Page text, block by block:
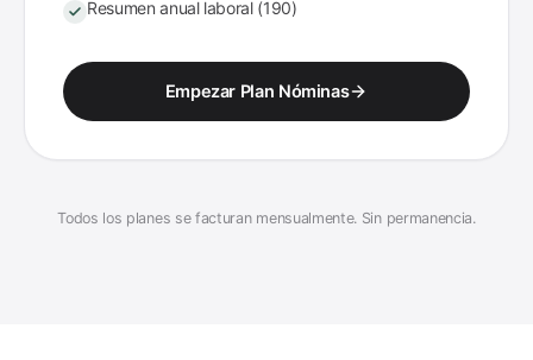
Resumen anual laboral (190)
Empezar Plan Nóminas
Todos los planes se facturan mensualmente. Sin permanencia.